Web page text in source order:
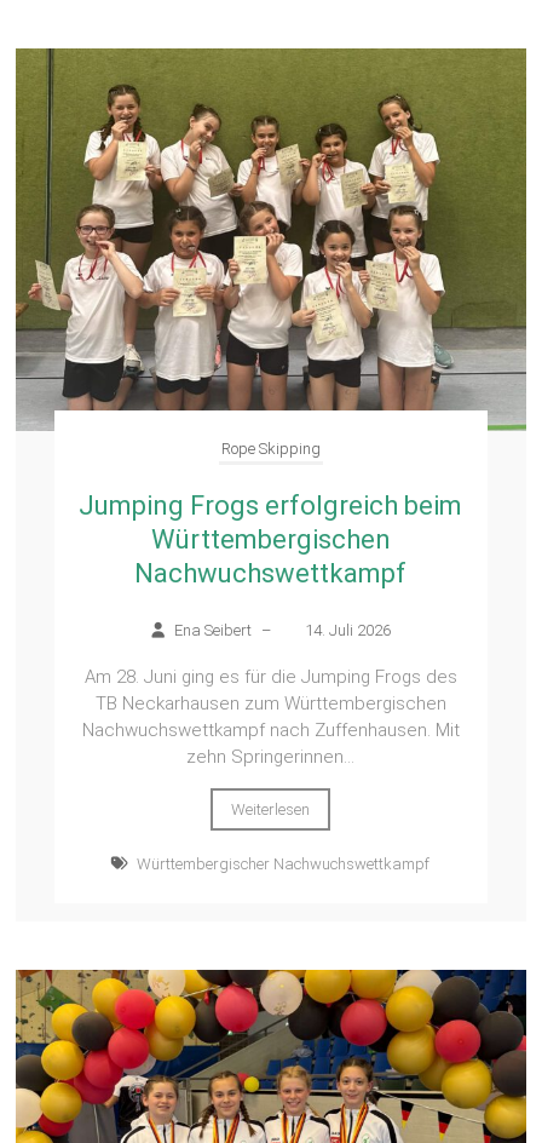
Rope Skipping
Jumping Frogs erfolgreich beim
Württembergischen
Nachwuchswettkampf
Ena Seibert – 14. Juli 2026
Am 28. Juni ging es für die Jumping Frogs des
TB Neckarhausen zum Württembergischen
Nachwuchswettkampf nach Zuffenhausen. Mit
zehn Springerinnen...
Weiterlesen
Württembergischer Nachwuchswettkampf